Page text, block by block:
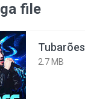
file
Tubarões
2.7 MB